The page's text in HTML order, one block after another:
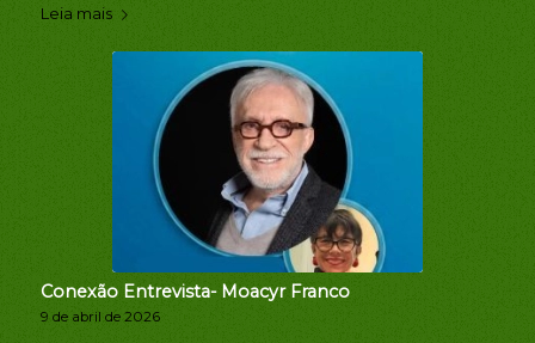
Leia mais
Conexão Entrevista- Moacyr Franco
9 de abril de 2026